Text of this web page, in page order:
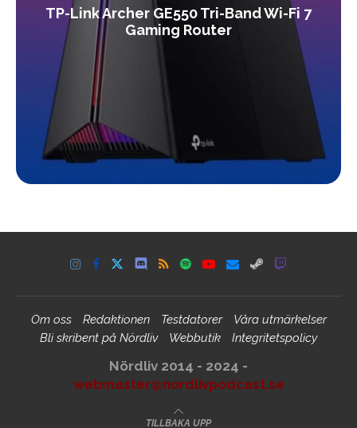
TP-Link Archer GE550 Tri-Band Wi-Fi 7
Gaming Router
Om oss Redaktionen Testdatorer
Våra utmärkelser
Bli skribent på Nördliv
Webbutik Integritetspolicy
Nördliv 2014 - 2024 -
webmaster@nordlivpodcast.se
TILLBAKA UPP